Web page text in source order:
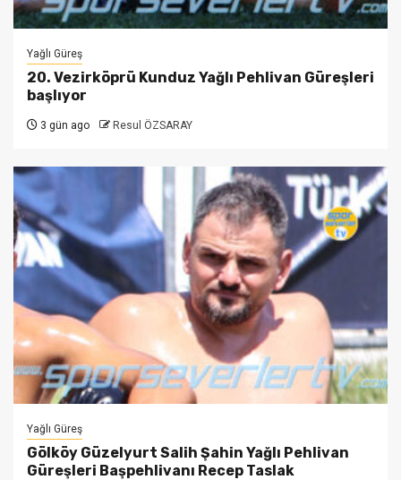
Yağlı Güreş
20. Vezirköprü Kunduz Yağlı Pehlivan Güreşleri
başlıyor
3 gün ago Resul ÖZSARAY
Yağlı Güreş
Gölköy Güzelyurt Salih Şahin Yağlı Pehlivan
Güreşleri Başpehlivanı Recep Taslak